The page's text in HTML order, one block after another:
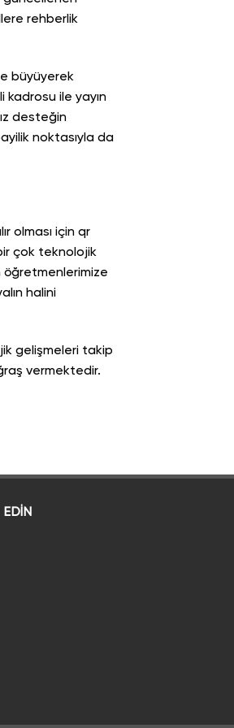
rehberlik
büyüyerek
kadrosu ile yayın
desteğin
noktasıyla da
olması için qr
çok teknolojik
öğretmenlerimize
halini
gelişmeleri takip
vermektedir.